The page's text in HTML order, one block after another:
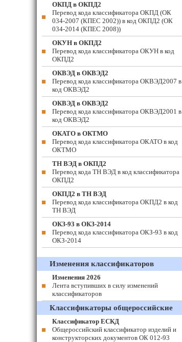
ОКПД в ОКПД2
Перевод кода классификатора ОКПД (ОК
034-2007 (КПЕС 2002)) в код ОКПД2 (ОК
034-2014 (КПЕС 2008))
ОКУН в ОКПД2
Перевод кода классификатора ОКУН в код
ОКПД2
ОКВЭД в ОКВЭД2
Перевод кода классификатора ОКВЭД2007 в
код ОКВЭД2
ОКВЭД в ОКВЭД2
Перевод кода классификатора ОКВЭД2001 в
код ОКВЭД2
ОКАТО в ОКТМО
Перевод кода классификатора ОКАТО в код
ОКТМО
ТН ВЭД в ОКПД2
Перевод кода ТН ВЭД в код классификатора
ОКПД2
ОКПД2 в ТН ВЭД
Перевод кода классификатора ОКПД2 в код
ТН ВЭД
ОКЗ-93 в ОКЗ-2014
Перевод кода классификатора ОКЗ-93 в код
ОКЗ-2014
Изменения классификаторов
Изменения 2026
Лента вступивших в силу изменений
классификаторов
Классификаторы общероссийские
Классификатор ЕСКД
Общероссийский классификатор изделий и
конструкторских документов ОК 012-93